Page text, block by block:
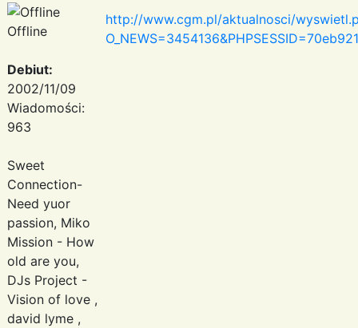
Offline
Debiut:
2002/11/09
Wiadomości:
963
Sweet
Connection-
Need yuor
passion, Miko
Mission - How
old are you,
DJs Project -
Vision of love ,
david lyme ,
http://www.cgm.pl/aktualnosci/